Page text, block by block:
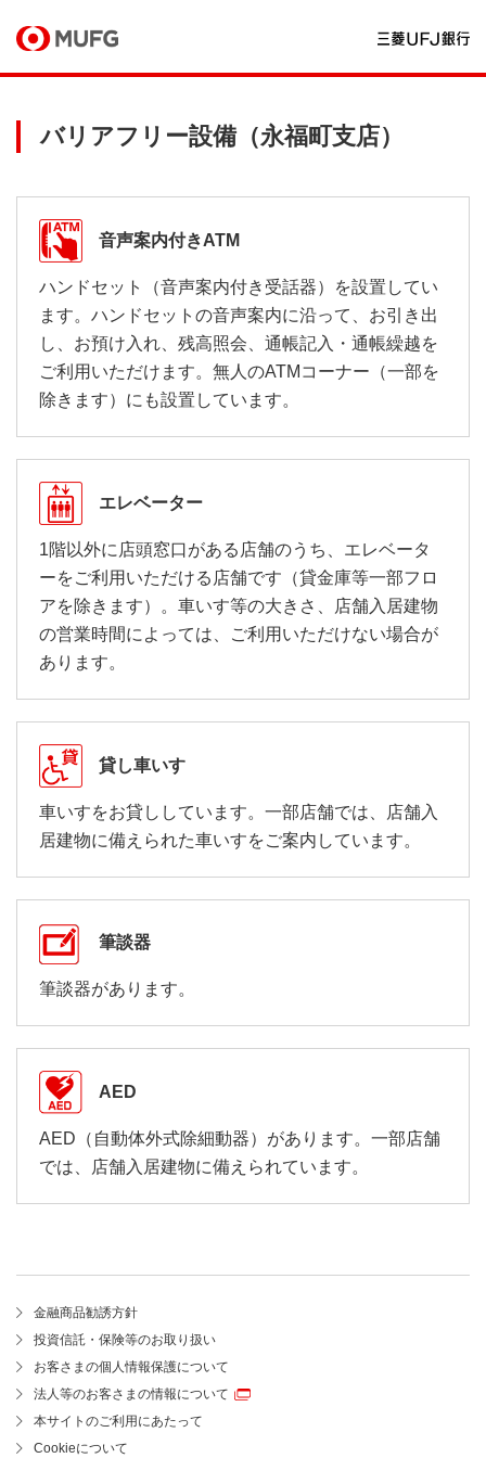
バリアフリー設備（永福町支店）
音声案内付きATM
ハンドセット（音声案内付き受話器）を設置してい
ます。ハンドセットの音声案内に沿って、お引き出
し、お預け入れ、残高照会、通帳記入・通帳繰越を
ご利用いただけます。無人のATMコーナー（一部を
除きます）にも設置しています。
エレベーター
1階以外に店頭窓口がある店舗のうち、エレベータ
ーをご利用いただける店舗です（貸金庫等一部フロ
アを除きます）。車いす等の大きさ、店舗入居建物
の営業時間によっては、ご利用いただけない場合が
あります。
貸し車いす
車いすをお貸ししています。一部店舗では、店舗入
居建物に備えられた車いすをご案内しています。
筆談器
筆談器があります。
AED
AED（自動体外式除細動器）があります。一部店舗
では、店舗入居建物に備えられています。
金融商品勧誘方針
投資信託・保険等のお取り扱い
お客さまの個人情報保護について
法人等のお客さまの情報について
本サイトのご利用にあたって
Cookieについて